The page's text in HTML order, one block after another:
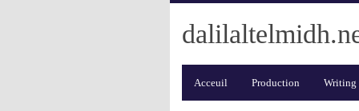
Acceuil Production Writing